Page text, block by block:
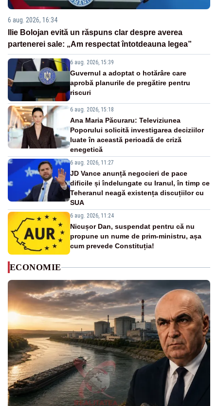
6 aug. 2026, 16:34
Ilie Bolojan evită un răspuns clar despre averea
partenerei sale: „Am respectat întotdeauna legea”
6 aug. 2026, 15:39
Guvernul a adoptat o hotărâre care
aprobă planurile de pregătire pentru
riscuri
6 aug. 2026, 15:18
Ana Maria Păcuraru: Televiziunea
Poporului solicită investigarea deciziilor
luate în această perioadă de criză
enegetică
6 aug. 2026, 11:27
JD Vance anunță negocieri de pace
dificile și îndelungate cu Iranul, în timp ce
Teheranul neagă existența discuțiilor cu
SUA
6 aug. 2026, 11:24
Nicușor Dan, suspendat pentru că nu
propune un nume de prim-ministru, așa
cum prevede Constituția!
ECONOMIE